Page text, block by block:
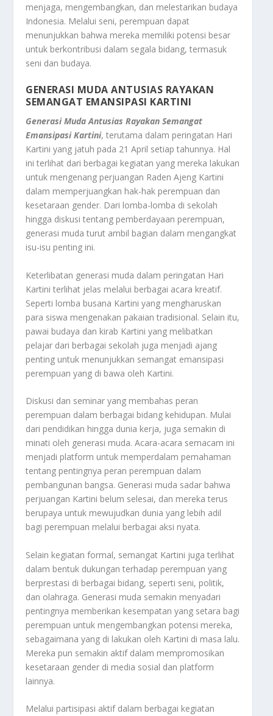
menjaga, mengembangkan, dan melestarikan budaya
Indonesia. Melalui seni, perempuan dapat
menunjukkan bahwa mereka memiliki potensi besar
untuk berkontribusi dalam segala bidang, termasuk
seni dan budaya.
GENERASI MUDA ANTUSIAS RAYAKAN
SEMANGAT EMANSIPASI KARTINI
Generasi Muda Antusias Rayakan Semangat
Emansipasi Kartini, terutama dalam peringatan Hari
Kartini yang jatuh pada 21 April setiap tahunnya. Hal
ini terlihat dari berbagai kegiatan yang mereka lakukan
untuk mengenang perjuangan Raden Ajeng Kartini
dalam memperjuangkan hak-hak perempuan dan
kesetaraan gender. Dari lomba-lomba di sekolah
hingga diskusi tentang pemberdayaan perempuan,
generasi muda turut ambil bagian dalam mengangkat
isu-isu penting ini.
Keterlibatan generasi muda dalam peringatan Hari
Kartini terlihat jelas melalui berbagai acara kreatif.
Seperti lomba busana Kartini yang mengharuskan
para siswa mengenakan pakaian tradisional. Selain itu,
pawai budaya dan kirab Kartini yang melibatkan
pelajar dari berbagai sekolah juga menjadi ajang
penting untuk menunjukkan semangat emansipasi
perempuan yang di bawa oleh Kartini.
Diskusi dan seminar yang membahas peran
perempuan dalam berbagai bidang kehidupan. Mulai
dari pendidikan hingga dunia kerja, juga semakin di
minati oleh generasi muda. Acara-acara semacam ini
menjadi platform untuk memperdalam pemahaman
tentang pentingnya peran perempuan dalam
pembangunan bangsa. Generasi muda sadar bahwa
perjuangan Kartini belum selesai, dan mereka terus
berupaya untuk mewujudkan dunia yang lebih adil
bagi perempuan melalui berbagai aksi nyata.
Selain kegiatan formal, semangat Kartini juga terlihat
dalam bentuk dukungan terhadap perempuan yang
berprestasi di berbagai bidang, seperti seni, politik,
dan olahraga. Generasi muda semakin menyadari
pentingnya memberikan kesempatan yang setara bagi
perempuan untuk mengembangkan potensi mereka,
sebagaimana yang di lakukan oleh Kartini di masa lalu.
Mereka pun semakin aktif dalam mempromosikan
kesetaraan gender di media sosial dan platform
lainnya.
Melalui partisipasi aktif dalam berbagai kegiatan